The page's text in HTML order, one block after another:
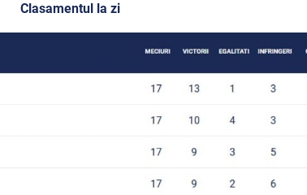
Clasamentul la zi